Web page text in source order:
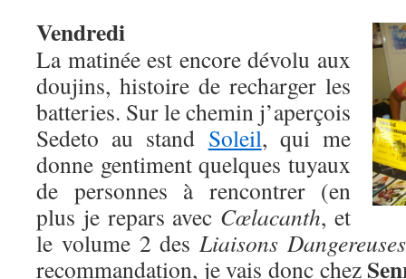
Vendredi
La matinée est encore dévolu aux
doujins, histoire de recharger les
batteries. Sur le chemin j’aperçois
Sedeto au stand Soleil, qui me
donne gentiment quelques tuyaux
de personnes à rencontrer (en
plus je repars avec Cœlacanth, et
le volume 2 desLiaisons Dangereuses
recommandation, je vais donc chez